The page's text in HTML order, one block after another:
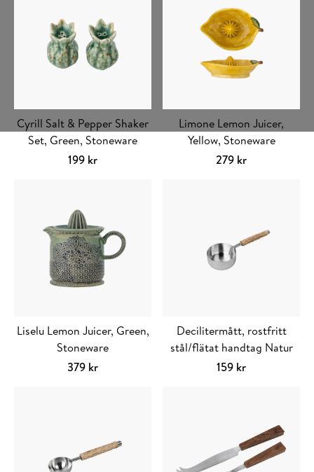
Cyrill Salt & Pepper Shaker
Set, Green, Stoneware
199 kr
Limone Lemon Juicer,
Yellow, Stoneware
279 kr
Liselu Lemon Juicer, Green,
Stoneware
379 kr
Decilitermått, rostfritt
stål/flätat handtag Natur
159 kr